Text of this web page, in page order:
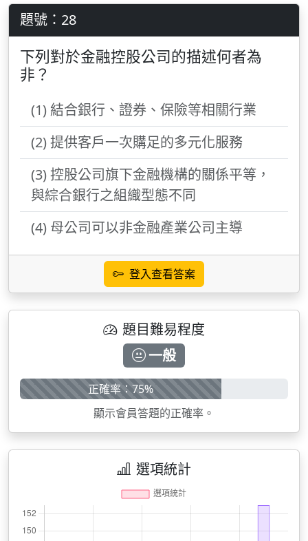
題號：28
下列對於金融控股公司的描述何者為
非？
(1) 結合銀行、證券、保險等相關行業
(2) 提供客戶一次購足的多元化服務
(3) 控股公司旗下金融機構的關係平等，
與綜合銀行之組織型態不同
(4) 母公司可以非金融產業公司主導
登入查看答案
題目難易程度
一般
正確率：75%
顯示會員答題的正確率。
選項統計